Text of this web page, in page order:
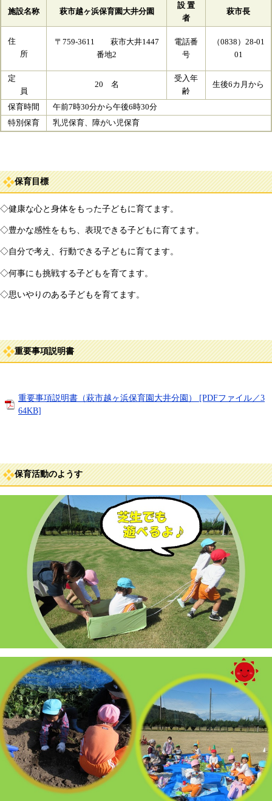
施設名称 萩市越ヶ浜保育園大井分園
設 置
者
萩市長
住
所
〒759-3611 萩市大井1447
番地2
電話番
号
（0838）28-01
01
定
員
20 名
受入年
齢
生後6カ月から
保育時間
午前7時30分から午後6時30分
特別保育
乳児保育、障がい児保育
保育目標
◇健康な心と身体をもった子どもに育てます。
◇豊かな感性をもち、表現できる子どもに育てます。
◇自分で考え、行動できる子どもに育てます。
◇何事にも挑戦する子どもを育てます。
◇思いやりのある子どもを育てます。
重要事項説明書
重要事項説明書（萩市越ヶ浜保育園大井分園） [PDFファイル／3
64KB]
保育活動のようす